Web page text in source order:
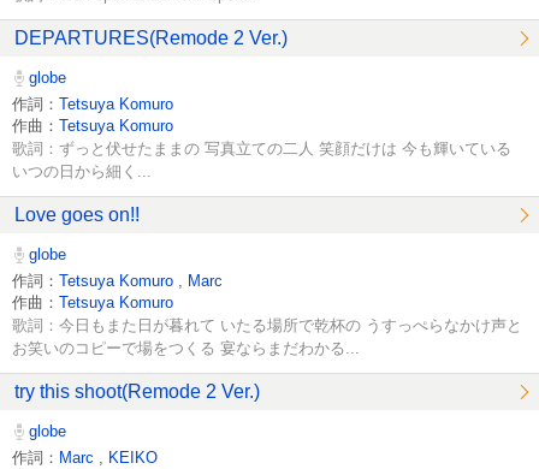
DEPARTURES(Remode 2 Ver.)
globe
作詞： Tetsuya Komuro
作曲： Tetsuya Komuro
歌詞：ずっと伏せたままの 写真立ての二人 笑顔だけは 今も輝いている
いつの日から細く...
Love goes on!!
globe
作詞： Tetsuya Komuro
Marc
作曲： Tetsuya Komuro
歌詞：今日もまた日が暮れて いたる場所で乾杯の うすっぺらなかけ声と
お笑いのコピーで場をつくる 宴ならまだわかる...
try this shoot(Remode 2 Ver.)
globe
作詞： Marc
KEIKO